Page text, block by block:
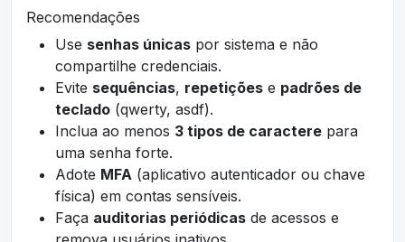
Recomendações
Use senhas únicas por sistema e não
compartilhe credenciais.
Evite sequências, repetições e padrões de
teclado (qwerty, asdf).
Inclua ao menos 3 tipos de caractere para
uma senha forte.
Adote MFA (aplicativo autenticador ou chave
física) em contas sensíveis.
Faça auditorias periódicas de acessos e